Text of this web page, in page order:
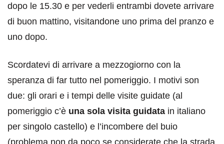
dopo le 15.30 e per vederli entrambi dovete arrivare
di buon mattino, visitandone uno prima del pranzo e
uno dopo.
Scordatevi di arrivare a mezzogiorno con la
speranza di far tutto nel pomeriggio. I motivi son
due: gli orari e i tempi delle visite guidate (al
pomeriggio c’è una sola visita guidata in italiano
per singolo castello) e l’incombere del buio
(problema non da poco se considerate che la strada